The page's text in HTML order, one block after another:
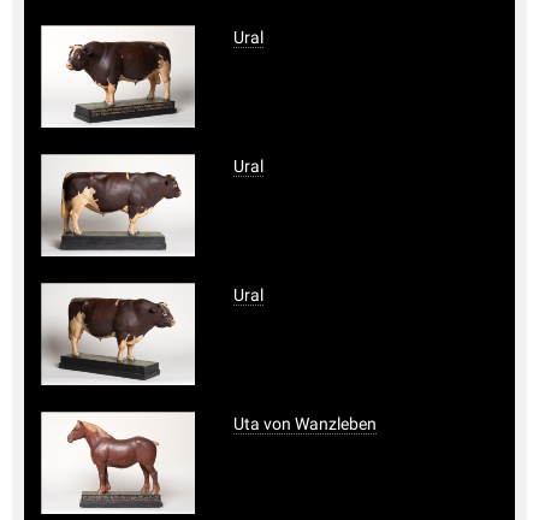
Ural
Ural
Ural
Uta von Wanzleben